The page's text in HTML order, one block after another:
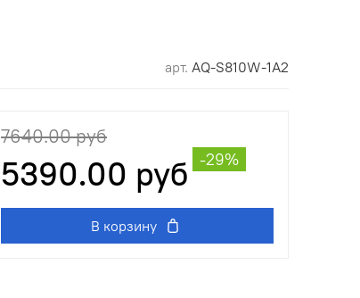
арт. AQ-S810W-1A2
7640.00 руб
5390.00 руб -29%
В корзину